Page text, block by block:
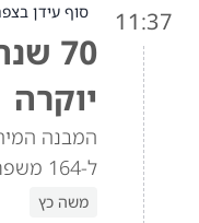
11:37 סוף עידן
70
יוקרה
ל-164 משפחות חרדיות | הפרידה מהזיכרונות (בארץ)
משה כץ